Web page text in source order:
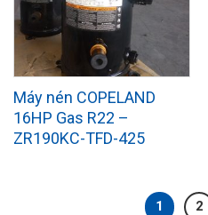
Máy nén COPELAND
16HP Gas R22 –
ZR190KC-TFD-425
1 2